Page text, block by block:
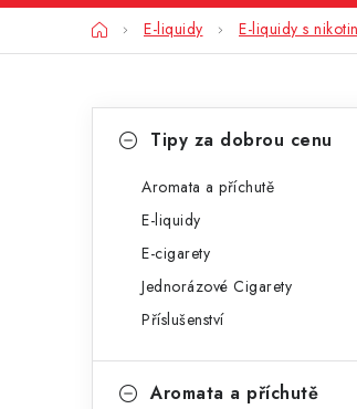
DomůE-liquidy E-liquidy s
n
kategorieTipy za dobrou cenu
Aromata a příchutě
E-liquidy
E-cigarety
Jednorázové Cigarety
Příslušenství
Aromata a příchutě